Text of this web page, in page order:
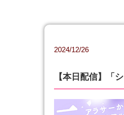
2024/12/26
【本日配信】「